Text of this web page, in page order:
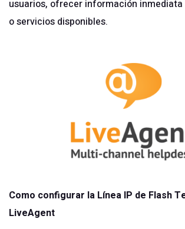
usuarios, ofrecer información
o servicios disponibles.
Como configurar la Línea IP de Flash
LiveAgent